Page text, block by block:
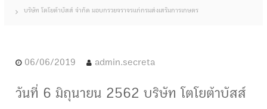
บริษัท โตโยต้าบัสส์ จำกัด มอบกรวยจราจรแก่กรมส่งเสริมการเกษตร
06/06/2019 admin.secreta
วันที่ 6 มิถุนายน 2562 บริษัท โตโยต้าบัสส์